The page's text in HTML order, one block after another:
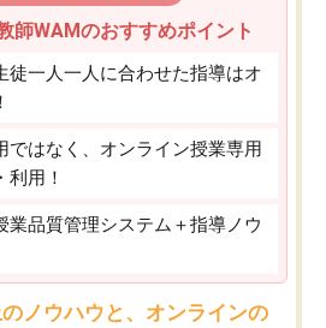
師WAMのおすすめポイント
徒一人一人に合わせた指導はオ
ではなく、オンライン授業専用
用！
業品質管理システム＋指導ノウ
ノウハウと、オンラインの